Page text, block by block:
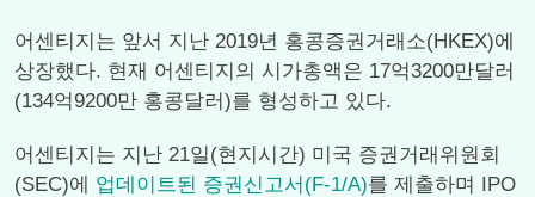
어센티지는 앞서 지난 2019년 홍콩증권거래소(HKEX)에
상장했다. 현재 어센티지의 시가총액은 17억3200만달러
(134억9200만 홍콩달러)를 형성하고 있다.
어센티지는 지난 21일(현지시간) 미국 증권거래위원회
(SEC)에 업데이트된 증권신고서(F-1/A)를 제출하며 IPO